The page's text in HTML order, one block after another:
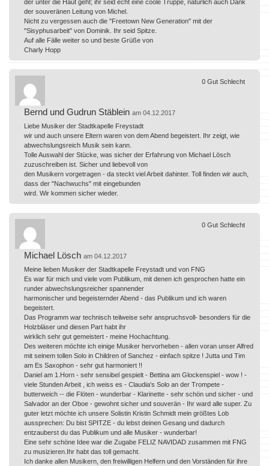
der unter die Haut geht; ihr seid echt eine coole Truppe, natürlich auch Dank
der souveränen Leitung von Michel.
Nicht zu vergessen auch die "Freetown New Generation" mit der
"Sisyphusarbeit" von Dominik. Ihr seid Spitze.
Auf alle Fälle weiter so und beste Grüße von
Charly Hopp
Bernd und Gudrun Stäblein am 04.12.2017
Liebe Musiker der Stadtkapelle Freystadt
wir und auch unsere Eltern waren von dem Abend begeistert. Ihr zeigt, wie
abwechslungsreich Musik sein kann.
Tolle Auswahl der Stücke, was sicher der Erfahrung von Michael Lösch
zuzuschreiben ist. Sicher und liebevoll von
den Musikern vorgetragen - da steckt viel Arbeit dahinter. Toll finden wir auch,
dass der "Nachwuchs" mit eingebunden
wird. Wir kommen sicher wieder.
0 Gut Schlecht
Michael Lösch am 04.12.2017
Meine lieben Musiker der Stadtkapelle Freystadt und von FNG
Es war für mich und viele vom Publikum, mit denen ich gesprochen hatte ein
runder abwechslungsreicher spannender
harmonischer und begeisternder Abend - das Publikum und ich waren
begeistert.
Das Programm war technisch teilweise sehr anspruchsvoll- besonders für die
Holzbläser und diesen Part habt ihr
wirklich sehr gut gemeistert - meine Hochachtung.
Des weiteren möchte ich einige Musiker hervorheben - allen voran unser Alfred
mit seinem tollen Solo in Children of Sanchez - einfach spitze ! Jutta und Tim
am Es Saxophon - sehr gut harmoniert !!
Daniel am 1.Horn - sehr sensibel gespielt - Bettina am Glockenspiel - wow ! -
viele Stunden Arbeit , ich weiss es - Claudia's Solo an der Trompete -
butterweich -- die Flöten - wunderbar - Klarinette - sehr schön und sicher - und
Salvador an der Oboe - gewohnt sicher und souverän - Ihr ward alle super. Zu
guter letzt möchte ich unsere Solistin Kristin Schmidt mein größtes Lob
aussprechen: Du bist SPITZE - du lebst deinen Gesang und dadurch
entzauberst du das Publikum und alle Musiker - wunderbar!
Eine sehr schöne Idee war die Zugabe FELIZ NAVIDAD zusammen mit FNG
zu musizieren.Ihr habt das toll gemacht.
Ich danke allen Musikern, den freiwilligen Helfern und den Vorständen für ihre
0 Gut Schlecht